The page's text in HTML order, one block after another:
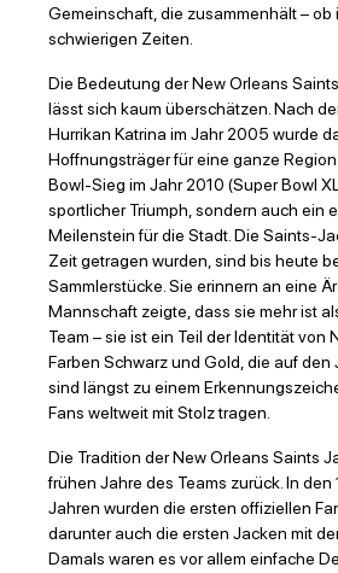
Gemeinschaft, die zusammenhält – ob
schwierigen Zeiten.
Die Bedeutung der New Orleans
lässt sich kaum überschätzen. Nach
Hurrikan Katrina im Jahr 2005 wurde
Hoffnungsträger für eine ganze
Bowl-Sieg im Jahr 2010 (Super Bowl
sportlicher Triumph, sondern auch ein
Meilenstein für die Stadt. Die Saints-
Zeit getragen wurden, sind bis heute
Sammlerstücke. Sie erinnern an eine
Mannschaft zeigte, dass sie mehr ist
Team – sie ist ein Teil der Identität von
Farben Schwarz und Gold, die auf den
sind längst zu einem
Fans weltweit mit Stolz tragen.
Die Tradition der New Orleans Saints
frühen Jahre des Teams zurück. In
Jahren wurden die ersten offiziellen
darunter auch die ersten Jacken mit
Damals waren es vor allem einfache